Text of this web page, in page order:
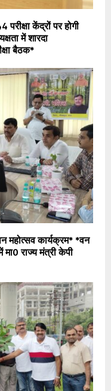
केंद्रों पर होगी
में शारदा
बैठक*
महोत्सव कार्यक्रम* *वन
राज्य मंत्री केपी